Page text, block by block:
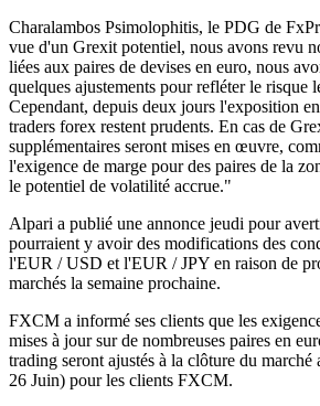
Charalambos Psimolophitis, le PDG de
vue d'un Grexit potentiel, nous avons revu
liées aux paires de devises en euro, nous
quelques ajustements pour refléter le risque
Cependant, depuis deux jours l'exposition
traders forex restent prudents. En cas de
supplémentaires seront mises en œuvre,
l'exigence de marge pour des paires de la
le potentiel de volatilité accrue."
Alpari a publié une annonce jeudi pour
pourraient y avoir des modifications des
l'EUR / USD et l'EUR / JPY en raison de
marchés la semaine prochaine.
FXCM a informé ses clients que les
mises à jour sur de nombreuses paires en
trading seront ajustés à la clôture du
26 Juin) pour les clients FXCM.